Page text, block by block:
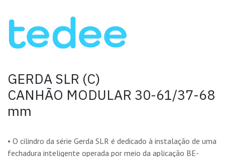
GERDA SLR (C)
CANHÃO MODULAR 30-61/37-68
mm
• O cilindro da série Gerda SLR é dedicado à instalação de uma
fechadura inteligente operada por meio da aplicação BE-